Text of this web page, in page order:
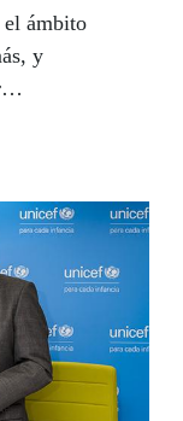
el ámbito
y
denuncia
visto
2010.